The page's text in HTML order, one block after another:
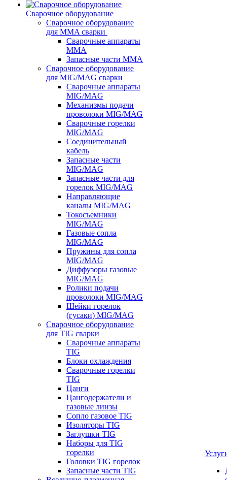
Сварочное оборудование
Сварочное оборудование
для MMA сварки
Сварочные аппараты
MMA
Запасные части MMA
Сварочное оборудование
для MIG/MAG сварки
Сварочные аппараты
MIG/MAG
Механизмы подачи
проволоки MIG/MAG
Сварочные горелки
MIG/MAG
Соединительный
кабель
Запасные части
MIG/MAG
Запасные части для
горелок MIG/MAG
Направляющие
каналы MIG/MAG
Токосъемники
MIG/MAG
Газовые сопла
MIG/MAG
Пружины для сопла
MIG/MAG
Диффузоры газовые
MIG/MAG
Ролики подачи
проволоки MIG/MAG
Шейки горелок
(гусаки) MIG/MAG
Сварочное оборудование
для TIG сварки
Сварочные аппараты
TIG
Блоки охлаждения
Сварочные горелки
TIG
Цанги
Цангодержатели и
газовые линзы
Сопло газовое TIG
Изоляторы TIG
Заглушки TIG
Наборы для TIG
горелки
Головки TIG горелок
Запасные части TIG